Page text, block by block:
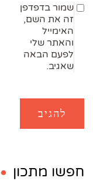
שמור בדפדפן
זה את השם,
האימייל
והאתר שלי
לפעם הבאה
שאגיב.
חפשו מתכון